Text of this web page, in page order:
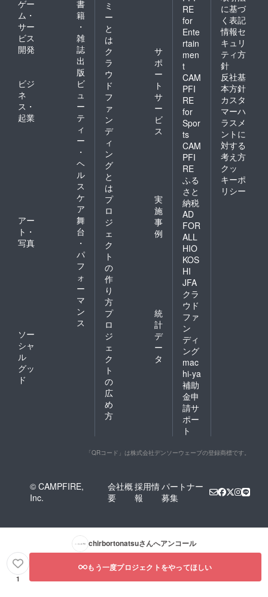
ゲー
ム・
サー
ビス
開発
書
籍
・
雑
誌
出
版
ビジ
ネ
ス・
起業
ビ
ュ
ー
テ
ィ
ー
・
ヘ
ル
ス
ケ
ア
アー
ト・
写真
舞
台
・
パ
フ
ォ
ー
マ
ン
ス
ソー
シャ
ル
グッ
ド
ミ
ー
と
は
ク
ラ
ウ
ド
フ
ァ
ン
デ
ィ
ン
グ
と
は
サ
ポ
ー
ト
サ
ー
ビ
ス
プ
ロ
ジ
ェ
ク
ト
の
作
り
方
実
施
事
例
プ
ロ
ジ
ェ
ク
ト
の
広
め
方
統
計
デ
ー
タ
RE
for
Ente
rtain
men
t
CAM
PFI
RE
for
Spor
ts
CAM
PFI
RE
ふる
さと
納税
AD
FOR
ALL
HIO
KOS
HI
JFA
クラ
ウド
ファ
ン
ディ
ング
mac
hi-ya
補助
金申
請サ
ポー
ト
に基づ
く表記
情報セ
キュリ
ティ方
針
反社基
本方針
カスタ
マーハ
ラスメ
ントに
対する
考え方
クッ
キーポ
リシー
「QRコード」は株式会社デンソーウェーブの登録商標です。
© CAMPFIRE,
Inc.
会社概
要
採用情
報
パートナー
募集
chirbortonatsuさんへアンコール
1
もう一度プロジェクトをやってほしい